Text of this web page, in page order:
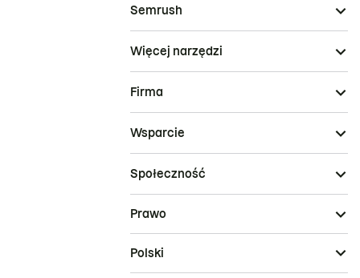
Semrush
Więcej narzędzi
Firma
Wsparcie
Społeczność
Prawo
Polski